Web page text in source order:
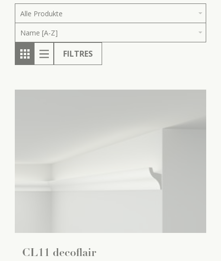
Alle Produkte
Name [A-Z]
FILTRES
CL11 decoflair